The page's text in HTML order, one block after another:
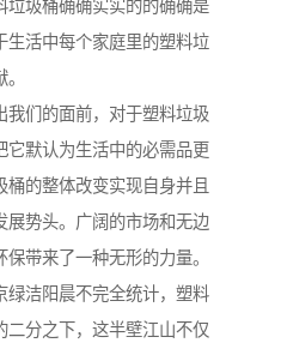
垃圾桶确确实实的的确确是
生活中每个家庭里的塑料垃
我们的面前，对于塑料垃圾
它默认为生活中的必需品更
的整体改变实现自身并且
展势头。广阔的市场和无边
带来了一种无形的力量。
绿洁阳晨不完全统计，塑料
二分之下，这半壁江山不仅